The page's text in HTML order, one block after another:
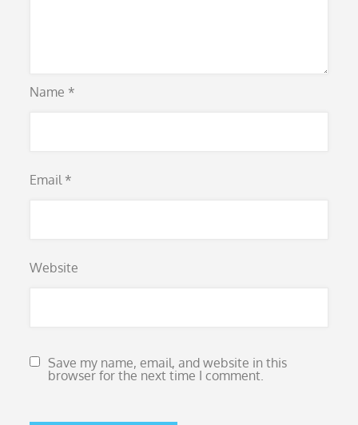
Name *
Email *
Website
Save my name, email, and website in this
browser for the next time I comment.